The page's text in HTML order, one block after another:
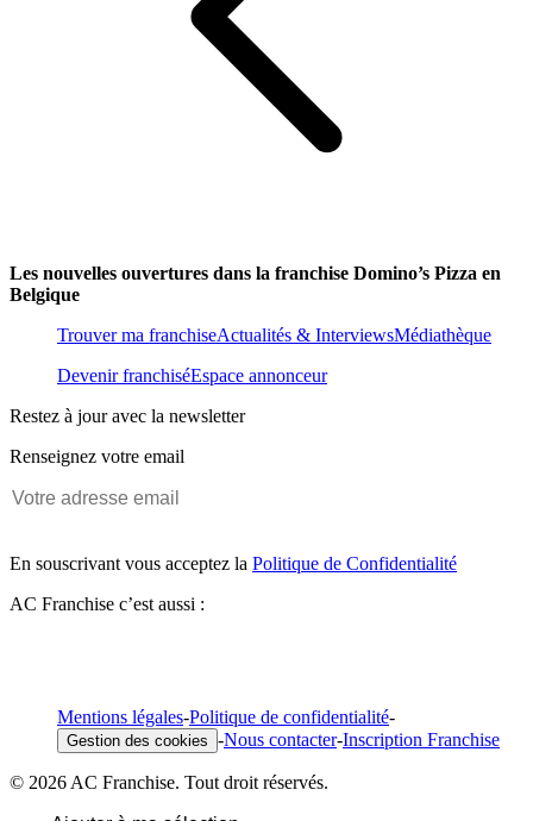
Les nouvelles ouvertures dans la franchise Domino’s Pizza en
Belgique
Trouver ma franchiseActualités & InterviewsMédiathèque
Devenir franchiséEspace annonceur
Restez à jour avec la newsletter
Renseignez votre email
En souscrivant vous acceptez la Politique de Confidentialité
AC Franchise c’est aussi :
Mentions légales-Politique de confidentialité-
Gestion des cookies -Nous contacter-Inscription Franchise
© 2026 AC Franchise. Tout droit réservés.